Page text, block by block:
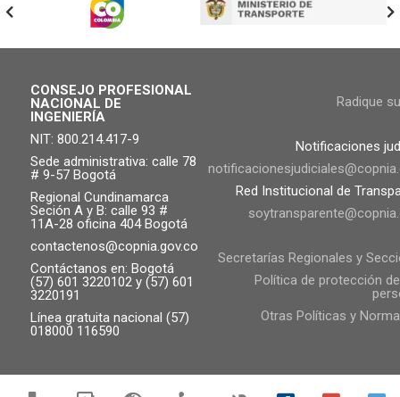
CONSEJO PROFESIONAL
NACIONAL DE
INGENIERÍA
NIT: 800.214.417-9
Sede administrativa: calle 78
# 9-57 Bogotá
Regional Cundinamarca
Seción A y B: calle 93 #
11A-28 oficina 404 Bogotá
contactenos@copnia.gov.co
Contáctanos en: Bogotá
(57) 601 3220102 y (57) 601
3220191
Línea gratuita nacional (57)
018000 116590
Radique
Notificaciones
Red Institucional de
Secretarías Regionales y
Política de protección
Otras Políticas y